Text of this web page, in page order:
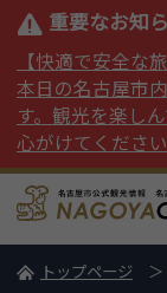
重要なお知
【快適で安全な
本日の名古屋市
す。観光を楽し
心がけてください
トップページ